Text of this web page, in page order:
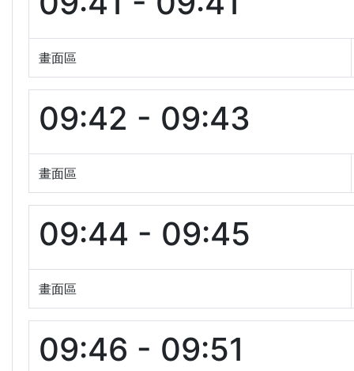
畫面區
09:42 - 09:43
畫面區
09:44 - 09:45
畫面區
09:46 - 09:51